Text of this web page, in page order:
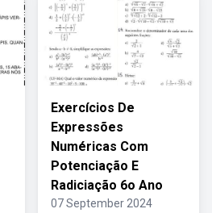
Exercícios De
Expressões
Numéricas Com
Potenciação E
Radiciação 6o Ano
07 September 2024